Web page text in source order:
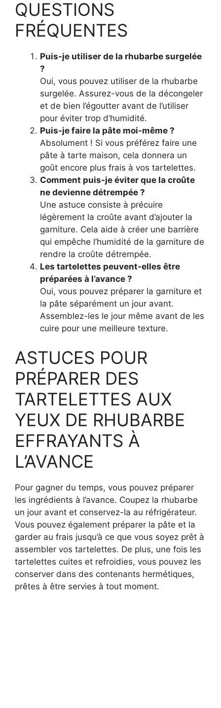
QUESTIONS
FRÉQUENTES
Puis-je utiliser de la rhubarbe surgelée
?
Oui, vous pouvez utiliser de la rhubarbe
surgelée. Assurez-vous de la décongeler
et de bien l’égoutter avant de l’utiliser
pour éviter trop d’humidité.
Puis-je faire la pâte moi-même ?
Absolument ! Si vous préférez faire une
pâte à tarte maison, cela donnera un
goût encore plus frais à vos tartelettes.
Comment puis-je éviter que la croûte
ne devienne détrempée ?
Une astuce consiste à précuire
légèrement la croûte avant d’ajouter la
garniture. Cela aide à créer une barrière
qui empêche l’humidité de la garniture de
rendre la croûte détrempée.
Les tartelettes peuvent-elles être
préparées à l’avance ?
Oui, vous pouvez préparer la garniture et
la pâte séparément un jour avant.
Assemblez-les le jour même avant de les
cuire pour une meilleure texture.
ASTUCES POUR
PRÉPARER DES
TARTELETTES AUX
YEUX DE RHUBARBE
EFFRAYANTS À
L’AVANCE
Pour gagner du temps, vous pouvez préparer
les ingrédients à l’avance. Coupez la rhubarbe
un jour avant et conservez-la au réfrigérateur.
Vous pouvez également préparer la pâte et la
garder au frais jusqu’à ce que vous soyez prêt à
assembler vos tartelettes. De plus, une fois les
tartelettes cuites et refroidies, vous pouvez les
conserver dans des contenants hermétiques,
prêtes à être servies à tout moment.